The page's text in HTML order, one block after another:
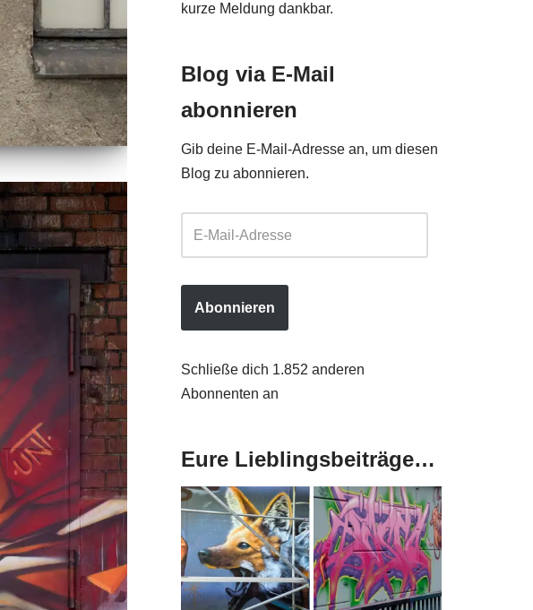
kurze Meldung dankbar.
Blog via E-Mail
abonnieren
Gib deine E-Mail-Adresse an, um diesen
Blog zu abonnieren.
Abonnieren
Schließe dich 1.852 anderen
Abonnenten an
Eure Lieblingsbeiträge…